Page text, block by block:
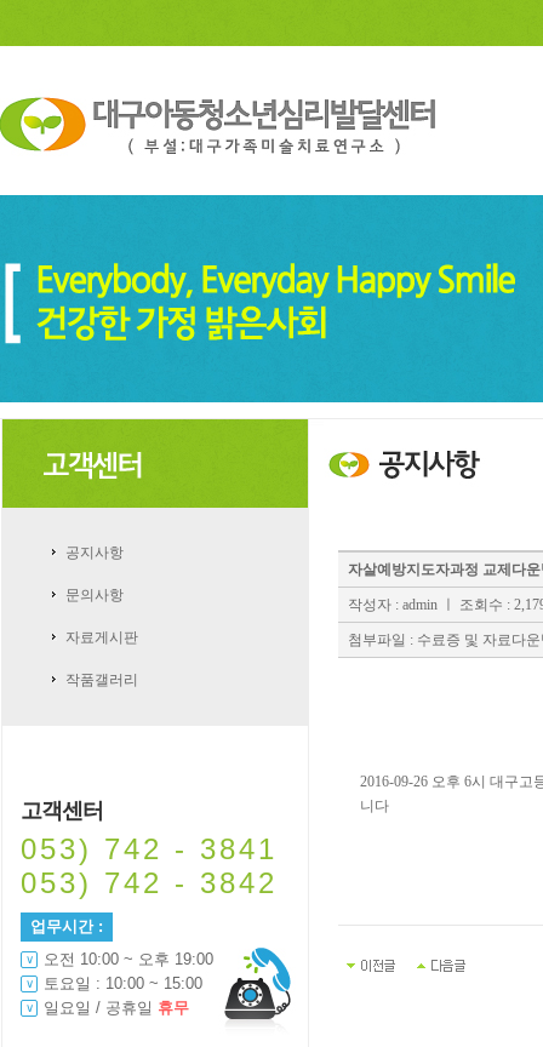
공지사항
문의사항
자료게시판
작품갤러리
고객센터
053) 742 - 3841
053) 742 - 3842
업무시간 :
오전 10:00 ~ 오후 19:00
토요일 : 10:00 ~ 15:00
일요일 / 공휴일 휴무
자살예방지도자과정 교제다
작성자 : admin ㅣ 조회수 :
첨부파일 : 수료증 및 자료다운
2016-09-26 오후 6시 대구
니다